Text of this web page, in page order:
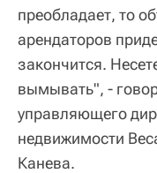
преобладает, то
арендаторов
закончится.
вымывать", -
управляющего
недвижимости
Канева.